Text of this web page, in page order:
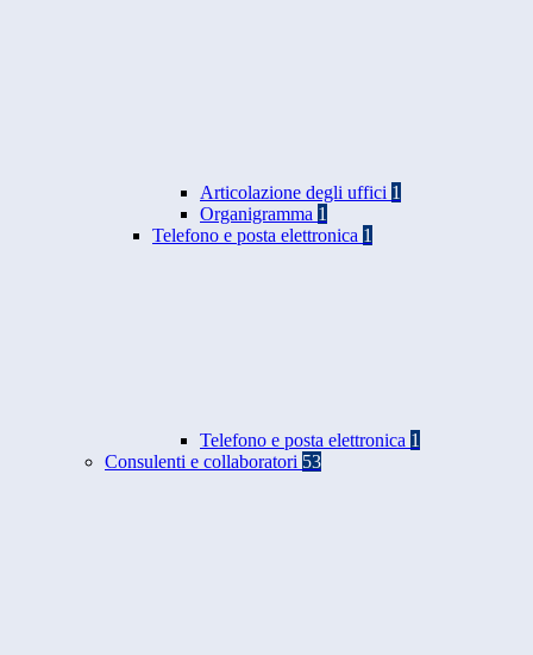
Articolazione degli uffici 1
Organigramma 1
Telefono e posta elettronica 1
Telefono e posta elettronica 1
Consulenti e collaboratori 53